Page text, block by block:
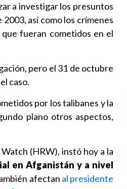
a investigar los presuntos
así como los crímenes
fueran cometidos en el
pero el 31 de octubre
caso.
por los talibanes y la
plano otros aspectos,
(HRW), instó hoy a la
en Afganistán y a nivel
afectan al presidente